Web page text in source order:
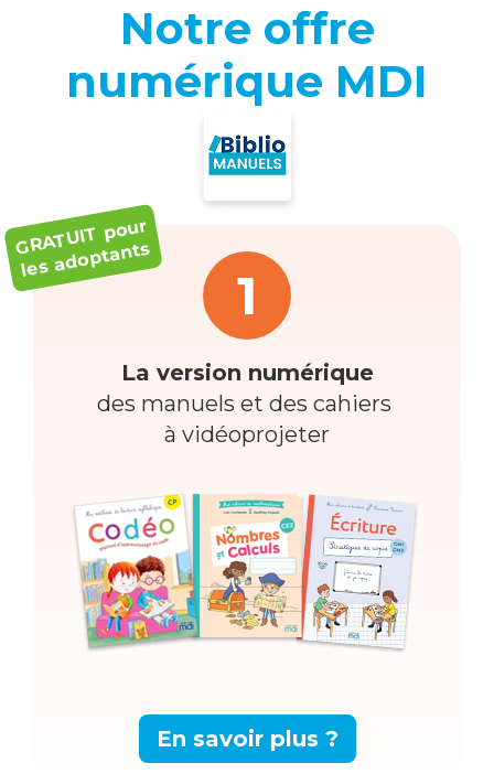
Notre offre
numérique MDI
GRATUIT pour
les adoptants
1
La version numérique
des manuels et des cahiers
à vidéoprojeter
En savoir plus ?